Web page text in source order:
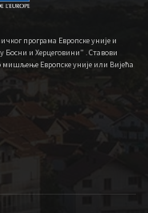
програма Европске уније и
и Херцеговини” . Ставови
мишљење Европске уније или Вијећа